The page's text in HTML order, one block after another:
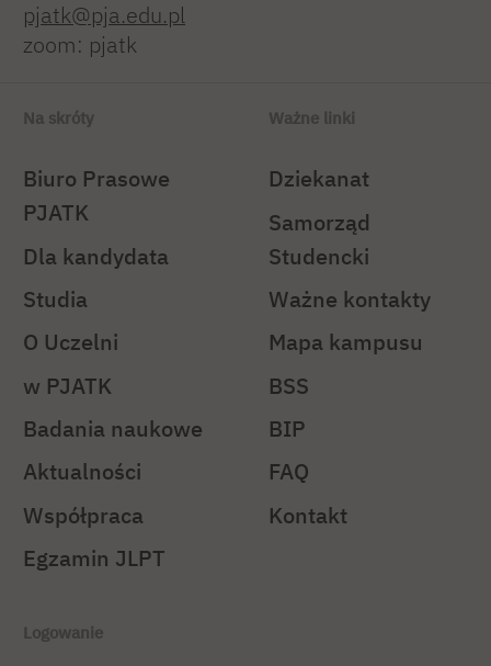
pjatk@pja.edu.pl
zoom: pjatk
Na skróty
Biuro Prasowe
PJATK
Dla kandydata
Studia
O Uczelni
w PJATK
Badania naukowe
Aktualności
Współpraca
Egzamin JLPT
Ważne linki
Dziekanat
Samorząd
Studencki
Ważne kontakty
Mapa kampusu
BSS
BIP
FAQ
Kontakt
Logowanie